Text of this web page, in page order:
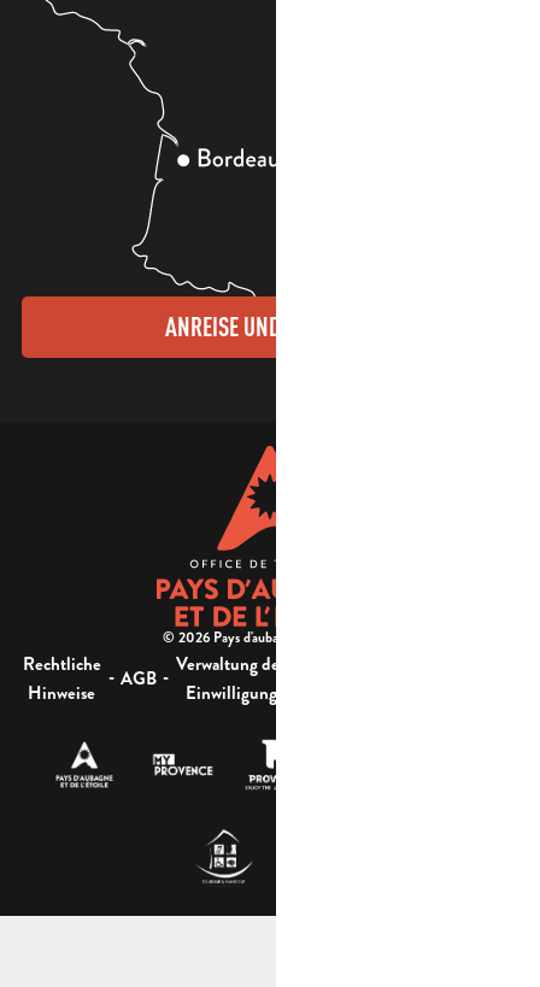
ANREISE UND KONTAKTE
© 2026 Pays d'aubagne et de l'étoile -
Rechtliche
Hinweise
- AGB - Verwaltung der
Einwilligung